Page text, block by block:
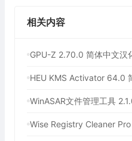
相关内容
GPU-Z 2.70.0 简体中文汉